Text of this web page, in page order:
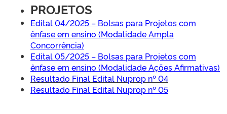
PROJETOS
Edital 04/2025 – Bolsas para Projetos com
ênfase em ensino (Modalidade Ampla
Concorrência)
Edital 05/2025 – Bolsas para Projetos com
ênfase em ensino (Modalidade Ações Afirmativas)
Resultado Final Edital Nuprop nº 04
Resultado Final Edital Nuprop nº 05